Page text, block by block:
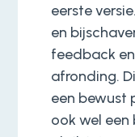
eerste
en
feedback
afronding.
een bewust
ook wel een